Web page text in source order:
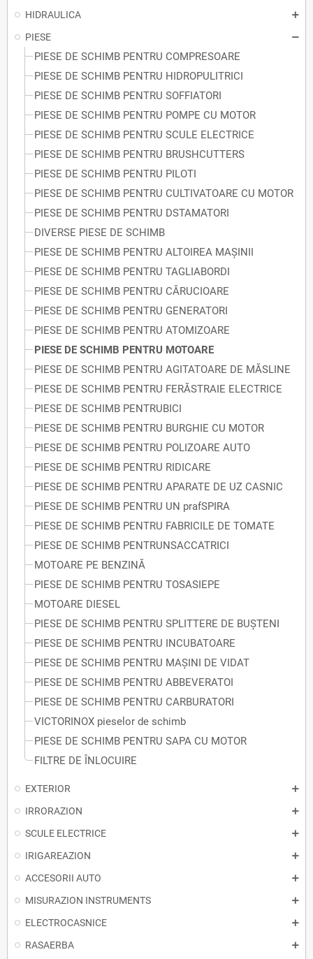
HIDRAULICA
PIESE
PIESE DE SCHIMB PENTRU COMPRESOARE
PIESE DE SCHIMB PENTRU HIDROPULITRICI
PIESE DE SCHIMB PENTRU SOFFIATORI
PIESE DE SCHIMB PENTRU POMPE CU MOTOR
PIESE DE SCHIMB PENTRU SCULE ELECTRICE
PIESE DE SCHIMB PENTRU BRUSHCUTTERS
PIESE DE SCHIMB PENTRU PILOTI
PIESE DE SCHIMB PENTRU CULTIVATOARE CU MOTOR
PIESE DE SCHIMB PENTRU DSTAMATORI
DIVERSE PIESE DE SCHIMB
PIESE DE SCHIMB PENTRU ALTOIREA MAȘINII
PIESE DE SCHIMB PENTRU TAGLIABORDI
PIESE DE SCHIMB PENTRU CĂRUCIOARE
PIESE DE SCHIMB PENTRU GENERATORI
PIESE DE SCHIMB PENTRU ATOMIZOARE
PIESE DE SCHIMB PENTRU MOTOARE
PIESE DE SCHIMB PENTRU AGITATOARE DE MĂSLINE
PIESE DE SCHIMB PENTRU FERĂSTRAIE ELECTRICE
PIESE DE SCHIMB PENTRUBICI
PIESE DE SCHIMB PENTRU BURGHIE CU MOTOR
PIESE DE SCHIMB PENTRU POLIZOARE AUTO
PIESE DE SCHIMB PENTRU RIDICARE
PIESE DE SCHIMB PENTRU APARATE DE UZ CASNIC
PIESE DE SCHIMB PENTRU UN prafSPIRA
PIESE DE SCHIMB PENTRU FABRICILE DE TOMATE
PIESE DE SCHIMB PENTRUNSACCATRICI
MOTOARE PE BENZINĂ
PIESE DE SCHIMB PENTRU TOSASIEPE
MOTOARE DIESEL
PIESE DE SCHIMB PENTRU SPLITTERE DE BUȘTENI
PIESE DE SCHIMB PENTRU INCUBATOARE
PIESE DE SCHIMB PENTRU MAȘINI DE VIDAT
PIESE DE SCHIMB PENTRU ABBEVERATOI
PIESE DE SCHIMB PENTRU CARBURATORI
VICTORINOX pieselor de schimb
PIESE DE SCHIMB PENTRU SAPA CU MOTOR
FILTRE DE ÎNLOCUIRE
EXTERIOR
IRRORAZION
SCULE ELECTRICE
IRIGAREAZION
ACCESORII AUTO
MISURAZION INSTRUMENTS
ELECTROCASNICE
RASAERBA